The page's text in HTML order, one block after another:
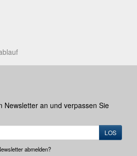
Newsletter an und verpassen Sie
LOS
abmelden?